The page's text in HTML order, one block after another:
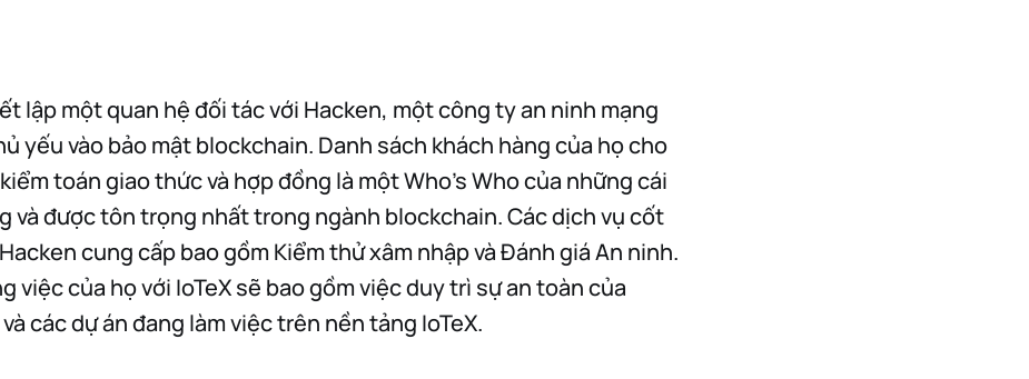
lập một quan hệ đối tác với Hacken, một công ty an ninh mạng
yếu vào bảo mật blockchain. Danh sách khách hàng của họ cho
toán giao thức và hợp đồng là một Who’s Who của những cái
và được tôn trọng nhất trong ngành blockchain. Các dịch vụ cốt
cung cấp bao gồm Kiểm thử xâm nhập và Đánh giá An ninh.
việc của họ với IoTeX sẽ bao gồm việc duy trì sự an toàn của
và các dự án đang làm việc trên nền tảng IoTeX.